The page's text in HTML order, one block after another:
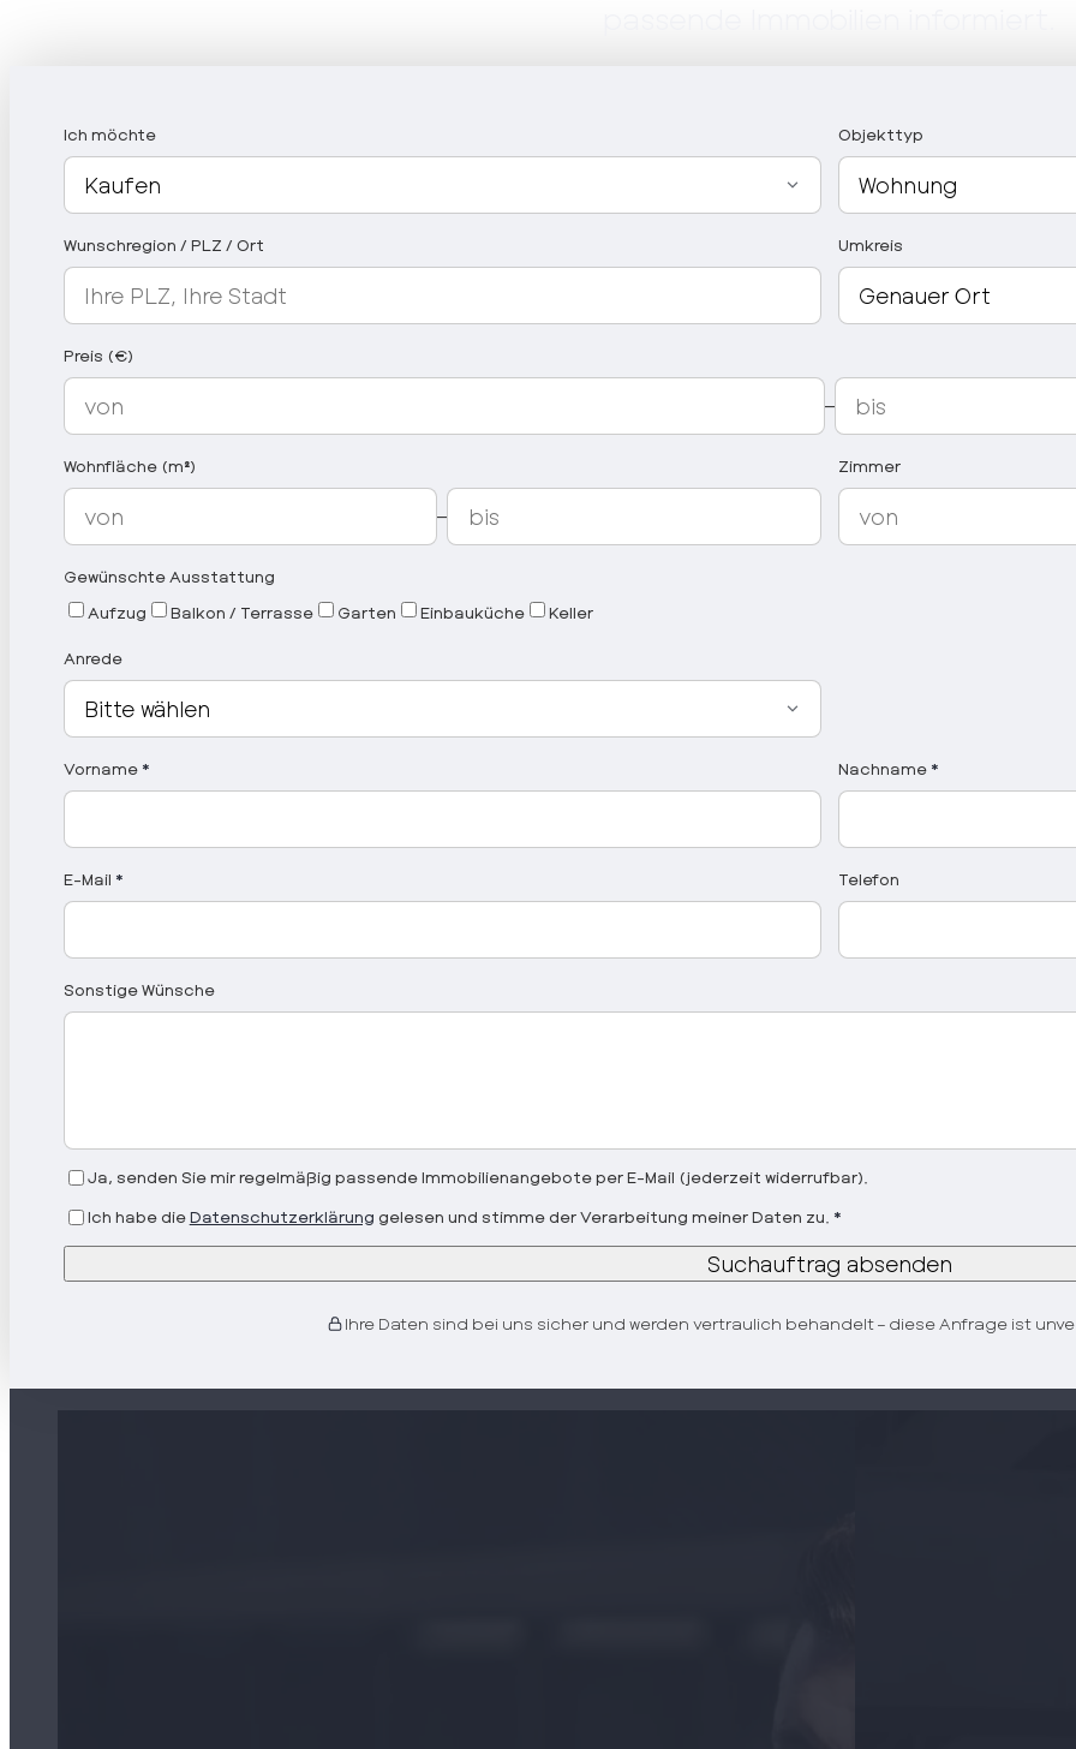
Ich möchte Objekttyp
Wunschregion / PLZ / Ort Umkreis
Preis (€)
–
Wohnfläche (m²)
–
Zimmer
Gewünschte Ausstattung
Aufzug
Balkon / Terrasse Garten Einbauküche Keller
Anrede
Vorname * Nachname *
E-Mail * Telefon
Sonstige Wünsche
Ja, senden Sie mir regelmäßig passende Immobilienangebote per E-Mail (jederzeit widerrufbar).
Ich habe dieDatenschutzerklärung gelesen und stimme der Verarbeitung meiner Daten zu. *
Suchauftrag absenden
Ihre Daten sind bei uns sicher und werden vertraulich behandelt – diese Anfrage ist